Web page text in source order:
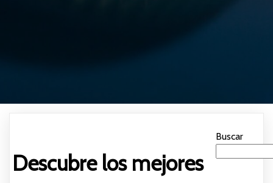
Descubre los mejores
Buscar